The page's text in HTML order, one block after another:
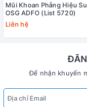
Mũi Khoan Phẳng Hiệu
OSG ADFO (List 5720)
Liên hệ
Để nhận khuyến